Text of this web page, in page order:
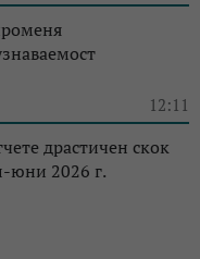
12:11
драстичен скок
юни 2026 г.